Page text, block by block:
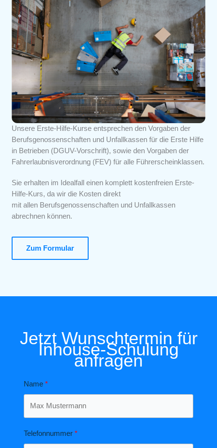
Unsere Erste-Hilfe-Kurse entsprechen den Vorgaben der
Berufsgenossenschaften und Unfallkassen für die Erste Hilfe
in Betrieben (DGUV-Vorschrift), sowie den Vorgaben der
Fahrerlaubnisverordnung (FEV) für alle Führerscheinklassen.
Sie erhalten im Idealfall einen komplett kostenfreien Erste-
Hilfe-Kurs, da wir die Kosten direkt
mit allen Berufsgenossenschaften und Unfallkassen
abrechnen können.
Zum Formular
Jetzt Wunschtermin für
Inhouse-Schulung
anfragen
Name
Telefonnummer